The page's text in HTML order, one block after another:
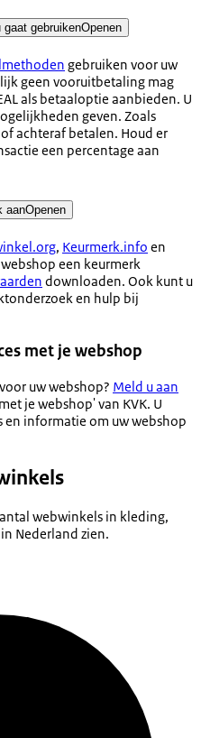
gaat gebruikenOpenen
gebruiken voor uw
geen vooruitbetaling mag
als betaaloptie aanbieden. U
geven. Zoals
achteraf betalen. Houd er
een percentage aan
aanOpenen
, Keurmerk.info en
een keurmerk
downloaden. Ook kunt u
en hulp bij
met je webshop
uw webshop? Meld u aan
je webshop' van KVK. U
en informatie om uw webshop
webwinkels in kleding,
Nederland zien.